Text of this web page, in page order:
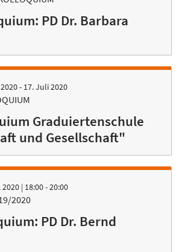
PD Dr. Barbara
- 17. Juli 2020
Graduiertenschule
und Gesellschaft"
2020 | 18:00 - 20:00
2020
PD Dr. Bernd